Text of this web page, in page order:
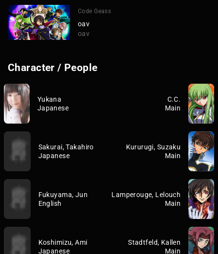
Code Geass
oav
oav
Character / People
Yukana
Japanese
C.C.
Main
Sakurai, Takahiro
Japanese
Kururugi, Suzaku
Main
Fukuyama, Jun
English
Lamperouge, Lelouch
Main
Koshimizu, Ami
Japanese
Stadtfeld, Kallen
Main